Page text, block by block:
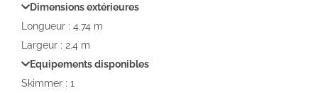
Dimensions extérieures
Longueur : 4.74 m
Largeur : 2.4 m
Equipements disponibles
Skimmer : 1